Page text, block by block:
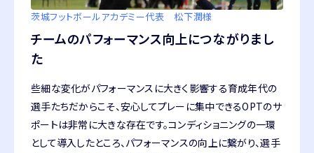
茨城フットボールアカデミー代表 松下潤様
チームのパフォーマンス向上につながりまし
た
些細な変化がパフォーマンスに大きく影響する育成年代の
選手たちだからこそ、安心してプレーに集中できるOPTのサ
ポートは非常に大きな存在です。コンディショニングの一環
として導入したところ、パフォーマンスの向上に繋がり、選手